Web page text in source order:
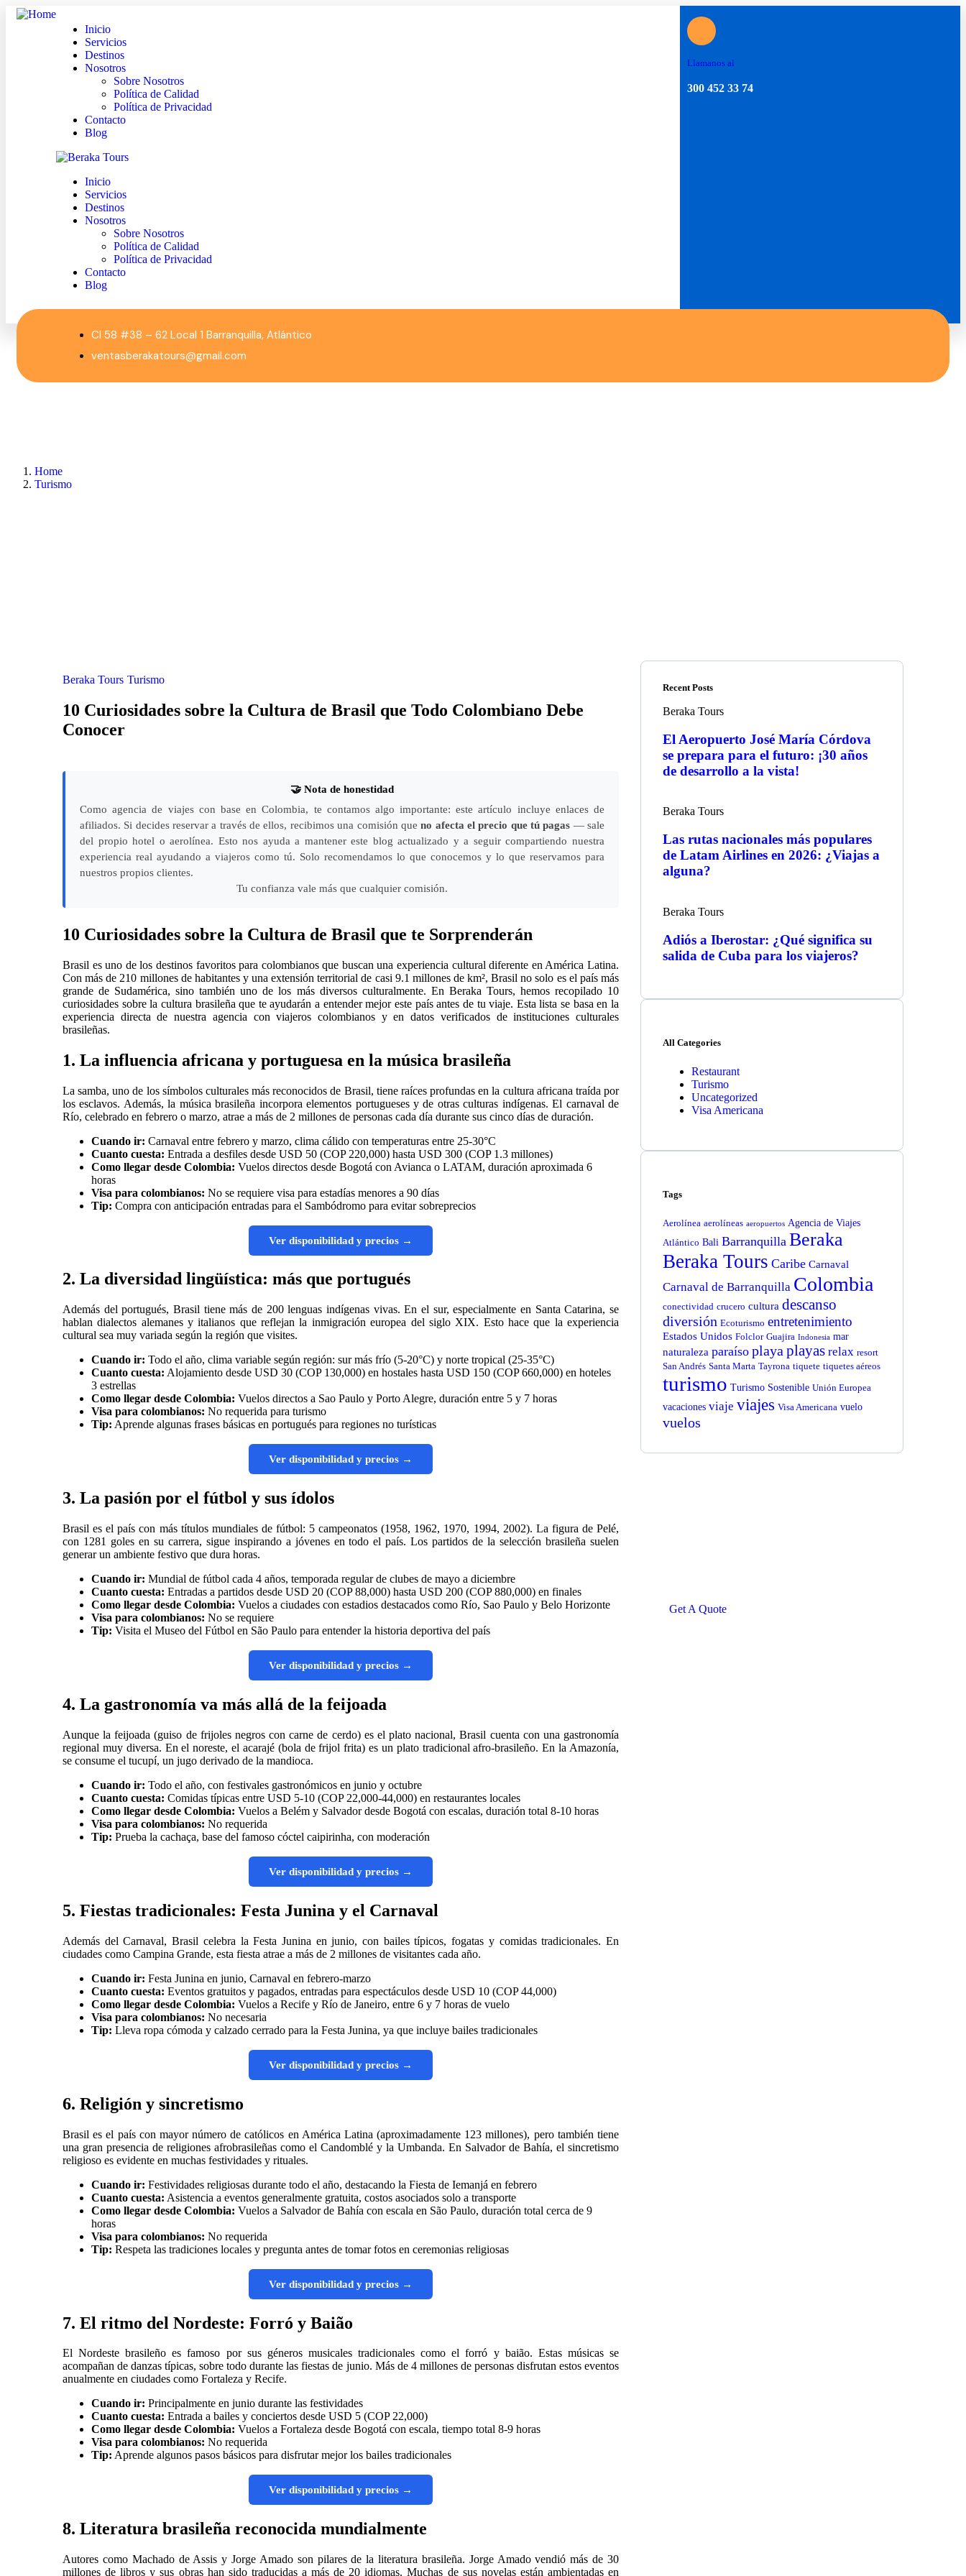
Inicio
Servicios
Destinos
Nosotros
Sobre Nosotros
Política de Calidad
Política de Privacidad
Contacto
Blog
Inicio
Servicios
Destinos
Nosotros
Sobre Nosotros
Política de Calidad
Política de Privacidad
Contacto
Blog
Llamanos al
300 452 33 74
Cl 58 #38 – 62 Local 1 Barranquilla, Atlántico
ventasberakatours@gmail.com
Home
Turismo
Beraka Tours Turismo
10 Curiosidades sobre la Cultura de Brasil que Todo Colombiano Debe
Conocer
🤝 Nota de honestidad
Como agencia de viajes con base en Colombia, te contamos algo importante: este artículo incluye enlaces de
afiliados. Si decides reservar a través de ellos, recibimos una comisión queno afecta el precio que tú pagas — sale
del propio hotel o aerolínea. Esto nos ayuda a mantener este blog actualizado y a seguir compartiendo nuestra
experiencia real ayudando a viajeros como tú. Solo recomendamos lo que conocemos y lo que reservamos para
nuestros propios clientes.
Tu confianza vale más que cualquier comisión.
10 Curiosidades sobre la Cultura de Brasil que te Sorprenderán
Brasil es uno de los destinos favoritos para colombianos que buscan una experiencia cultural diferente en América Latina.
Con más de 210 millones de habitantes y una extensión territorial de casi 9.1 millones de km², Brasil no solo es el país más
grande de Sudamérica, sino también uno de los más diversos culturalmente. En Beraka Tours, hemos recopilado 10
curiosidades sobre la cultura brasileña que te ayudarán a entender mejor este país antes de tu viaje. Esta lista se basa en la
experiencia directa de nuestra agencia con viajeros colombianos y en datos verificados de instituciones culturales
brasileñas.
1. La influencia africana y portuguesa en la música brasileña
La samba, uno de los símbolos culturales más reconocidos de Brasil, tiene raíces profundas en la cultura africana traída por
los esclavos. Además, la música brasileña incorpora elementos portugueses y de otras culturas indígenas. El carnaval de
Río, celebrado en febrero o marzo, atrae a más de 2 millones de personas cada día durante sus cinco días de duración.
Cuando ir: Carnaval entre febrero y marzo, clima cálido con temperaturas entre 25-30°C
Cuanto cuesta: Entrada a desfiles desde USD 50 (COP 220,000) hasta USD 300 (COP 1.3 millones)
Como llegar desde Colombia: Vuelos directos desde Bogotá con Avianca o LATAM, duración aproximada 6
horas
Visa para colombianos: No se requiere visa para estadías menores a 90 días
Tip: Compra con anticipación entradas para el Sambódromo para evitar sobreprecios
Ver disponibilidad y precios →
2. La diversidad lingüística: más que portugués
Además del portugués, Brasil tiene más de 200 lenguas indígenas vivas. En el sur, especialmente en Santa Catarina, se
hablan dialectos alemanes y italianos que reflejan la inmigración europea del siglo XIX. Esto hace que la experiencia
cultural sea muy variada según la región que visites.
Cuando ir: Todo el año, clima variable según región: sur más frío (5-20°C) y norte tropical (25-35°C)
Cuanto cuesta: Alojamiento desde USD 30 (COP 130,000) en hostales hasta USD 150 (COP 660,000) en hoteles
3 estrellas
Como llegar desde Colombia: Vuelos directos a Sao Paulo y Porto Alegre, duración entre 5 y 7 horas
Visa para colombianos: No requerida para turismo
Tip: Aprende algunas frases básicas en portugués para regiones no turísticas
Ver disponibilidad y precios →
3. La pasión por el fútbol y sus ídolos
Brasil es el país con más títulos mundiales de fútbol: 5 campeonatos (1958, 1962, 1970, 1994, 2002). La figura de Pelé,
con 1281 goles en su carrera, sigue inspirando a jóvenes en todo el país. Los partidos de la selección brasileña suelen
generar un ambiente festivo que dura horas.
Cuando ir: Mundial de fútbol cada 4 años, temporada regular de clubes de mayo a diciembre
Cuanto cuesta: Entradas a partidos desde USD 20 (COP 88,000) hasta USD 200 (COP 880,000) en finales
Como llegar desde Colombia: Vuelos a ciudades con estadios destacados como Río, Sao Paulo y Belo Horizonte
Visa para colombianos: No se requiere
Tip: Visita el Museo del Fútbol en São Paulo para entender la historia deportiva del país
Ver disponibilidad y precios →
4. La gastronomía va más allá de la feijoada
Aunque la feijoada (guiso de frijoles negros con carne de cerdo) es el plato nacional, Brasil cuenta con una gastronomía
regional muy diversa. En el noreste, el acarajé (bola de frijol frita) es un plato tradicional afro-brasileño. En la Amazonía,
se consume el tucupí, un jugo derivado de la mandioca.
Cuando ir: Todo el año, con festivales gastronómicos en junio y octubre
Cuanto cuesta: Comidas típicas entre USD 5-10 (COP 22,000-44,000) en restaurantes locales
Como llegar desde Colombia: Vuelos a Belém y Salvador desde Bogotá con escalas, duración total 8-10 horas
Visa para colombianos: No requerida
Tip: Prueba la cachaça, base del famoso cóctel caipirinha, con moderación
Ver disponibilidad y precios →
5. Fiestas tradicionales: Festa Junina y el Carnaval
Además del Carnaval, Brasil celebra la Festa Junina en junio, con bailes típicos, fogatas y comidas tradicionales. En
ciudades como Campina Grande, esta fiesta atrae a más de 2 millones de visitantes cada año.
Cuando ir: Festa Junina en junio, Carnaval en febrero-marzo
Cuanto cuesta: Eventos gratuitos y pagados, entradas para espectáculos desde USD 10 (COP 44,000)
Como llegar desde Colombia: Vuelos a Recife y Río de Janeiro, entre 6 y 7 horas de vuelo
Visa para colombianos: No necesaria
Tip: Lleva ropa cómoda y calzado cerrado para la Festa Junina, ya que incluye bailes tradicionales
Ver disponibilidad y precios →
6. Religión y sincretismo
Brasil es el país con mayor número de católicos en América Latina (aproximadamente 123 millones), pero también tiene
una gran presencia de religiones afrobrasileñas como el Candomblé y la Umbanda. En Salvador de Bahía, el sincretismo
religioso es evidente en muchas festividades y rituales.
Cuando ir: Festividades religiosas durante todo el año, destacando la Fiesta de Iemanjá en febrero
Cuanto cuesta: Asistencia a eventos generalmente gratuita, costos asociados solo a transporte
Como llegar desde Colombia: Vuelos a Salvador de Bahía con escala en São Paulo, duración total cerca de 9
horas
Visa para colombianos: No requerida
Tip: Respeta las tradiciones locales y pregunta antes de tomar fotos en ceremonias religiosas
Ver disponibilidad y precios →
7. El ritmo del Nordeste: Forró y Baião
El Nordeste brasileño es famoso por sus géneros musicales tradicionales como el forró y baião. Estas músicas se
acompañan de danzas típicas, sobre todo durante las fiestas de junio. Más de 4 millones de personas disfrutan estos eventos
anualmente en ciudades como Fortaleza y Recife.
Cuando ir: Principalmente en junio durante las festividades
Cuanto cuesta: Entrada a bailes y conciertos desde USD 5 (COP 22,000)
Como llegar desde Colombia: Vuelos a Fortaleza desde Bogotá con escala, tiempo total 8-9 horas
Visa para colombianos: No requerida
Tip: Aprende algunos pasos básicos para disfrutar mejor los bailes tradicionales
Ver disponibilidad y precios →
8. Literatura brasileña reconocida mundialmente
Autores como Machado de Assis y Jorge Amado son pilares de la literatura brasileña. Jorge Amado vendió más de 30
millones de libros y sus obras han sido traducidas a más de 20 idiomas. Muchas de sus novelas están ambientadas en
Recent Posts
Beraka Tours
El Aeropuerto José María Córdova
se prepara para el futuro: ¡30 años
de desarrollo a la vista!
Beraka Tours
Las rutas nacionales más populares
de Latam Airlines en 2026: ¿Viajas a
alguna?
Beraka Tours
Adiós a Iberostar: ¿Qué significa su
salida de Cuba para los viajeros?
All Categories
Restaurant
Turismo
Uncategorized
Visa Americana
Tags
Aerolínea aerolíneas aeropuertos Agencia de Viajes
Atlántico Bali Barranquilla Beraka
Beraka Tours Caribe Carnaval
Carnaval de Barranquilla Colombia
conectividad crucero cultura descanso
diversión Ecoturismo entretenimiento
Estados Unidos Folclor Guajira Indonesia mar
naturaleza paraíso playa playas relax resort
San Andrés Santa Marta Tayrona tiquete tiquetes aéreos
turismo Turismo Sostenible Unión Europea
vacaciones viaje viajes Visa Americana vuelo
vuelos
Get A Quote